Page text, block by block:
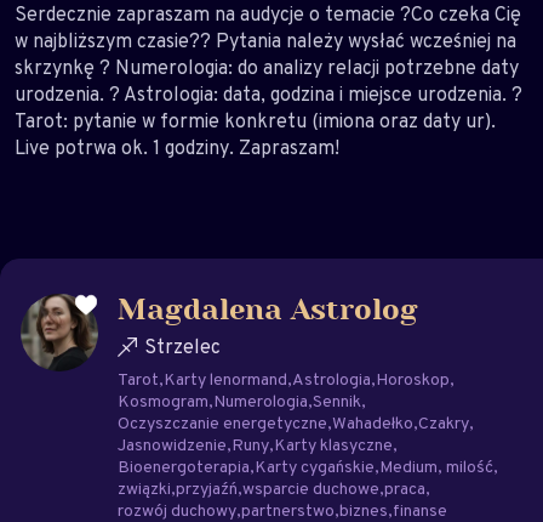
Serdecznie zapraszam na audycje o temacie ?Co czeka Cię
w najbliższym czasie?? Pytania należy wysłać wcześniej na
skrzynkę ? Numerologia: do analizy relacji potrzebne daty
urodzenia. ? Astrologia: data, godzina i miejsce urodzenia. ?
Tarot: pytanie w formie konkretu (imiona oraz daty ur).
Live potrwa ok. 1 godziny. Zapraszam!
Magdalena Astrolog
Strzelec
Tarot Karty lenormand Astrologia Horoskop
Kosmogram Numerologia Sennik
Oczyszczanie energetyczne Wahadełko Czakry
Jasnowidzenie Runy Karty klasyczne
Bioenergoterapia Karty cygańskie Medium milość
związki przyjaźń wsparcie duchowe praca
rozwój duchowy partnerstwo biznes finanse